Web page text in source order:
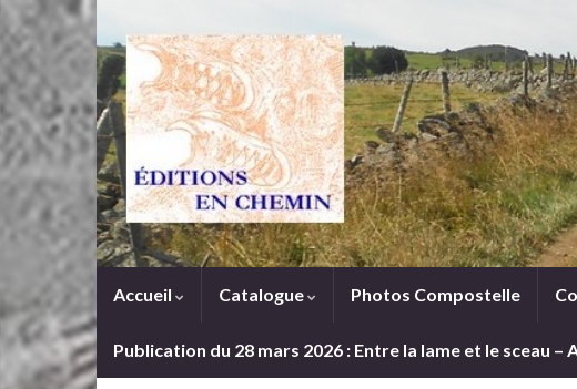
Accueil Catalogue Photos Compostelle
Publication du 28 mars 2026 : Entre la lame et le sceau –